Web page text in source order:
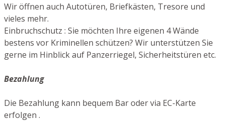
Wir öffnen auch Autotüren, Briefkästen, Tresore und
vieles mehr.
Einbruchschutz : Sie möchten Ihre eigenen 4 Wände
bestens vor Kriminellen schützen? Wir unterstützen Sie
gerne im Hinblick auf Panzerriegel, Sicherheitstüren etc.
Bezahlung
Die Bezahlung kann bequem Bar oder via EC-Karte
erfolgen .